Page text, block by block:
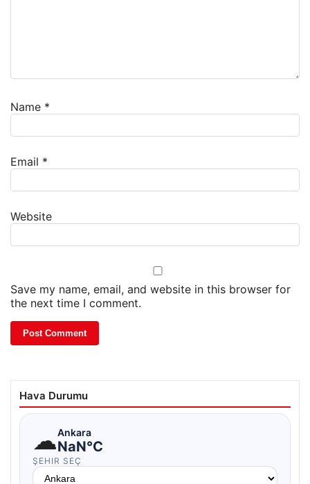
Name *
Email *
Website
Save my name, email, and website in this browser for
the next time I comment.
Hava Durumu
☁Ankara
NaN°C
ŞEHIR SEÇ